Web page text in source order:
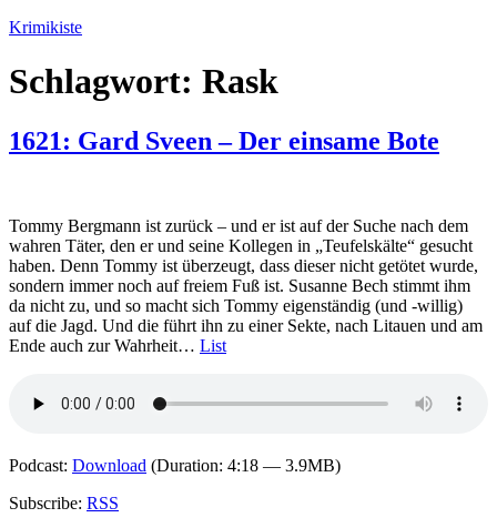
Zum
springen
Krimikiste
Schlagwort: Rask
1621: Gard Sveen – Der einsame Bote
Tommy Bergmann ist zurück – und er ist auf der Suche nach dem
wahren Täter, den er und seine Kollegen in „Teufelskälte“ gesucht
haben. Denn Tommy ist überzeugt, dass dieser nicht getötet wurde,
sondern immer noch auf freiem Fuß ist. Susanne Bech stimmt ihm
da nicht zu, und so macht sich Tommy eigenständig (und -willig)
auf die Jagd. Und die führt ihn zu einer Sekte, nach Litauen und am
Ende auch zur Wahrheit… List
Podcast: Download (Duration: 4:18 — 3.9MB)
Subscribe: RSS